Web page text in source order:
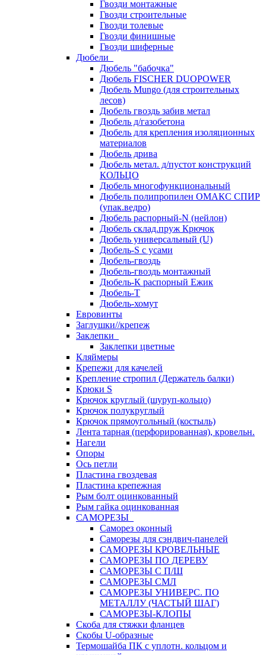
Гвозди монтажные
Гвозди строительные
Гвозди толевые
Гвозди финишные
Гвозди шиферные
Дюбели
Дюбель "бабочка"
Дюбель FISCHER DUOPOWER
Дюбель Mungo (для строительных
лесов)
Дюбель гвоздь забив метал
Дюбель д/газобетона
Дюбель для крепления изоляционных
материалов
Дюбель дрива
Дюбель метал. д/пустот конструкций
КОЛЬЦО
Дюбель многофункциональный
Дюбель полипропилен ОМАКС СПИР
(упак.ведро)
Дюбель распорный-N (нейлон)
Дюбель склад.пруж Крючок
Дюбель универсальный (U)
Дюбель-S с усами
Дюбель-гвоздь
Дюбель-гвоздь монтажный
Дюбель-К распорный Ежик
Дюбель-Т
Дюбель-хомут
Евровинты
Заглушки//крепеж
Заклепки
Заклепки цветные
Кляймеры
Крепежи для качелей
Крепление стропил (Держатель балки)
Крюки S
Крючок круглый (шуруп-кольцо)
Крючок полукруглый
Крючок прямоугольный (костыль)
Лента тарная (перфорированная), кровельн.
Нагели
Опоры
Ось петли
Пластина гвоздевая
Пластина крепежная
Рым болт оцинкованный
Рым гайка оцинкованная
САМОРЕЗЫ
Саморез оконный
Саморезы для сэндвич-панелей
САМОРЕЗЫ КРОВЕЛЬНЫЕ
САМОРЕЗЫ ПО ДЕРЕВУ
САМОРЕЗЫ С П/Ш
САМОРЕЗЫ СМЛ
САМОРЕЗЫ УНИВЕРС. ПО
МЕТАЛЛУ (ЧАСТЫЙ ШАГ)
САМОРЕЗЫ-КЛОПЫ
Скоба для стяжки фланцев
Скобы U-образные
Термошайба ПК с уплотн. кольцом и